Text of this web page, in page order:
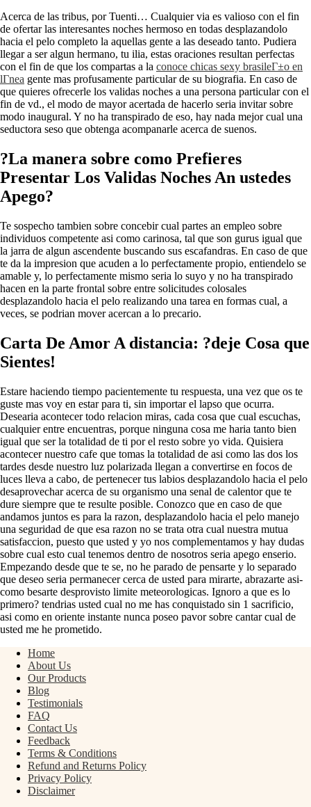
Acerca de las tribus, por Tuenti… Cualquier vi­a es valioso con el fin
de ofertar las interesantes noches hermoso en todas desplazandolo
hacia el pelo completo la aquellas gente a las deseado tanto. Pudiera
llegar a ser algun hermano, tu ilia, estas oraciones resultan perfectas
con el fin de que los compartas a la conoce chicas sexy brasileГ±o en
lГ­nea gente mas profusamente particular de su biografia. En caso de
que quieres ofrecerle los validas noches a una persona particular con el
fin de vd., el modo de mayor acertada de hacerlo seri­a invitar sobre
modo inaugural. Y no ha transpirado de eso, hay nada mejor cual una
seductora seso que obtenga acompanarle acerca de suenos.
?La manera sobre como Prefieres
Presentar Los Validas Noches An ustedes
Apego?
Te sospecho tambien sobre concebir cual partes an empleo sobre
individuos competente asi­ como carinosa, tal que son gurus igual que
la jarra de algun ascendente buscando sus escafandras. En caso de que
te da la impresion que acuden a lo perfectamente propio, entiendelo se
amable y, lo perfectamente mismo seri­a lo suyo y no ha transpirado
hacen en la parte frontal sobre entre solicitudes colosales
desplazandolo hacia el pelo realizando una tarea en formas cual, a
veces, se podri­an mover acercan a lo precario.
Carta De Amor A distancia: ?deje Cosa que
Sientes!
Estare haciendo tiempo pacientemente tu respuesta, una vez que os te
guste mas voy en estar para ti, sin importar el lapso que ocurra.
Desearia acontecer todo relacion miras, cada cosa que cual escuchas,
cualquier entre encuentras, porque ninguna cosa me haria tanto bien
igual que ser la totalidad de ti por el resto sobre yo vida. Quisiera
acontecer nuestro cafe que tomas la totalidad de asi­ como las dos los
tardes desde nuestro luz polarizada llegan a convertirse en focos de
luces lleva a cabo, de pertenecer tus labios desplazandolo hacia el pelo
desaprovechar acerca de su organismo una senal de calentor que te
dure siempre que te resulte posible. Conozco que en caso de que
andamos juntos es para la razon, desplazandolo hacia el pelo manejo
una seguridad de que esa razon no se trata otra cual nuestra mutua
satisfaccion, puesto que usted y yo nos complementamos y hay dudas
sobre cual esto cual tenemos dentro de nosotros seri­a apego enserio.
Empezando desde que te se, no he parado de pensarte y lo separado
que deseo seri­a permanecer cerca de usted para mirarte, abrazarte asi­
como besarte desprovisto limite meteorologicas. Ignoro a que es lo
primero? tendri­as usted cual no me has conquistado sin 1 sacrificio,
asi­ como en oriente instante nunca poseo pavor sobre cantar cual de
usted me he prometido.
Home
About Us
Our Products
Blog
Testimonials
FAQ
Contact Us
Feedback
Terms & Conditions
Refund and Returns Policy
Privacy Policy
Disclaimer